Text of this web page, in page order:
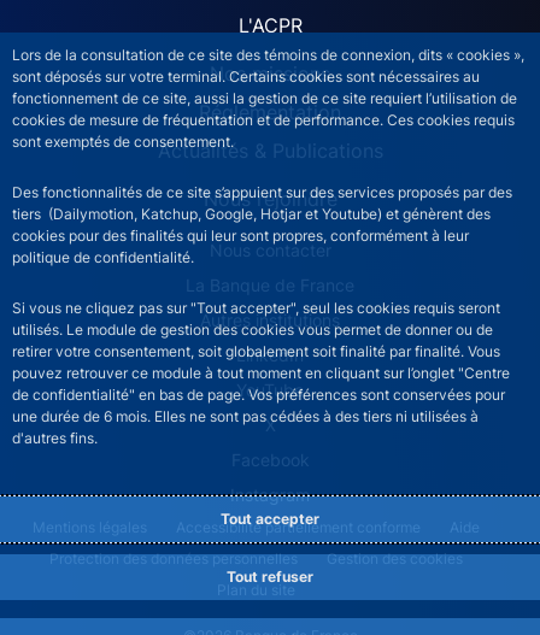
Lors de la consultation de ce site des témoins de connexion, dits « cookies »,
sont déposés sur votre terminal. Certains cookies sont nécessaires au
fonctionnement de ce site, aussi la gestion de ce site requiert l’utilisation de
cookies de mesure de fréquentation et de performance. Ces cookies requis
sont exemptés de consentement.
Des fonctionnalités de ce site s’appuient sur des services proposés par des
tiers (Dailymotion, Katchup, Google, Hotjar et Youtube) et génèrent des
cookies pour des finalités qui leur sont propres, conformément à leur
politique de confidentialité.
Si vous ne cliquez pas sur "Tout accepter", seul les cookies requis seront
utilisés. Le module de gestion des cookies vous permet de donner ou de
retirer votre consentement, soit globalement soit finalité par finalité. Vous
pouvez retrouver ce module à tout moment en cliquant sur l’onglet "Centre
de confidentialité" en bas de page. Vos préférences sont conservées pour
une durée de 6 mois. Elles ne sont pas cédées à des tiers ni utilisées à
d'autres fins.
Tout accepter
Tout refuser
L'ACPR
Nos missions
Réglementation
Actualités & Publications
Nous rejoindre
ACPR footer secondary menu (French)
Nous contacter
La Banque de France
Autres institutions
LinkedIn
YouTube
X
Facebook
Instagram
ACPR footer legal notice menu
Mentions légales Accessibilité partiellement conforme
Aide
Protection des données personnelles
Gestion des cookies
Plan du site